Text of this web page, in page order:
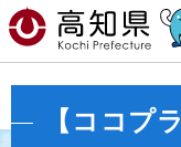
【ココプ